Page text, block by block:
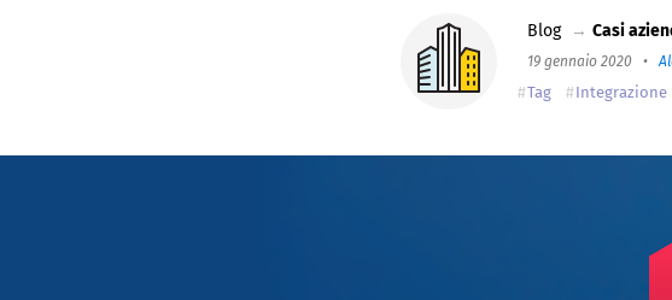
Blog → Casi
19 gennaio 2020 •
Tag Integrazione